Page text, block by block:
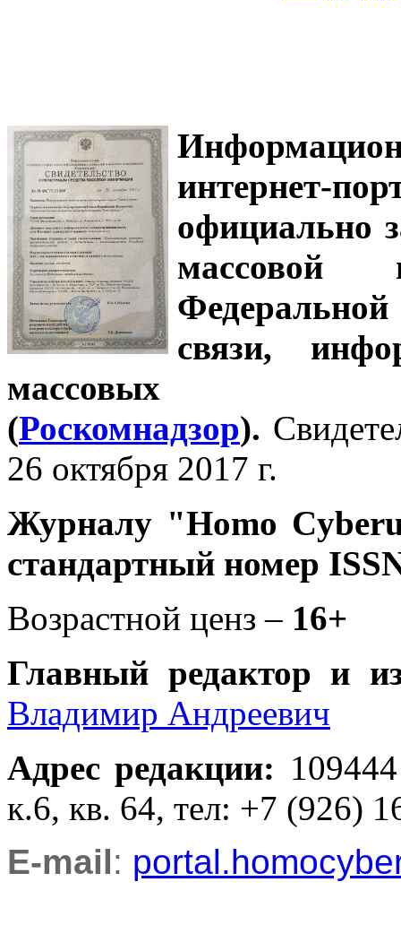
интернет-
официально
связи,
массовых
(Роскомнадзор).
26 октября 2017 г.
Журналу "Homo
стандартный номер
Возрастной ценз – 16+
Главный редактор и
Владимир Андреевич
Адрес редакции:
к.6, кв. 64, тел: +7 (926)
E-mail: